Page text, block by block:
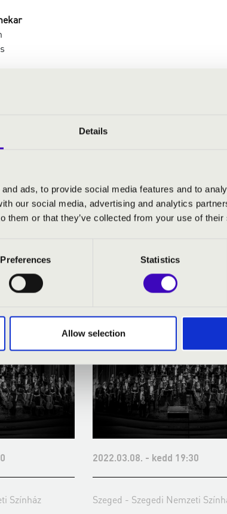
Details
ads, to provide social media features and to
our social media, advertising and analytics
them or that they’ve collected from your use of
Preferences Statistics
Allow selection
szerelmi halála a Trisztán és Izolda c.
varázs a Parsifal c. operából
- SZEGED -
Színház
2022.03.08. - kedd 19:30
Szeged - Szegedi Nemzeti